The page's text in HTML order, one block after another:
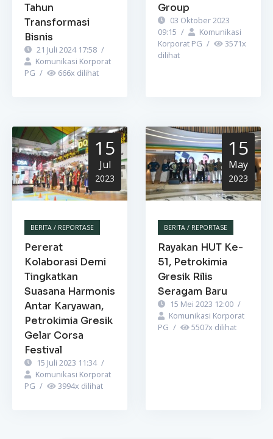
Tahun
Transformasi
Bisnis
21 Juli 2024 17:58 /
Komunikasi Korporat
PG / 666x dilihat
Group
03 Oktober 2023
09:15 /
Komunikasi
Korporat PG / 3571x
dilihat
15
Jul
2023
BERITA / REPORTASE
Pererat
Kolaborasi Demi
Tingkatkan
Suasana Harmonis
Antar Karyawan,
Petrokimia Gresik
Gelar Corsa
Festival
15 Juli 2023 11:34 /
Komunikasi Korporat
PG / 3994x dilihat
15
May
2023
BERITA / REPORTASE
Rayakan HUT Ke-
51, Petrokimia
Gresik Rilis
Seragam Baru
15 Mei 2023 12:00 /
Komunikasi Korporat
PG / 5507x dilihat